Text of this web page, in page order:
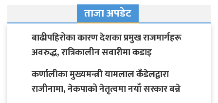
ताजा अपडेट
बाढीपहिरोका कारण देशका प्रमुख राजमार्गहरू
अवरुद्ध, रात्रिकालीन सवारीमा कडाइ
कर्णालीका मुख्यमन्त्री यामलाल कँडेलद्वारा
राजीनामा, नेकपाको नेतृत्वमा नयाँ सरकार बन्ने